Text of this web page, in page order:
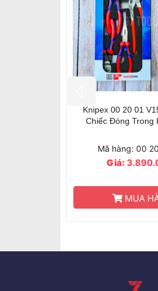
Knipex 00 20 13 -
Chiếc Kìm Knipex &
Mã hàng: 00
Giá:
MUA